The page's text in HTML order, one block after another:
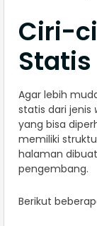
Ciri-
Statis
Agar lebih
statis dari jenis
yang bisa
memiliki
halaman
pengembang.
Berikut